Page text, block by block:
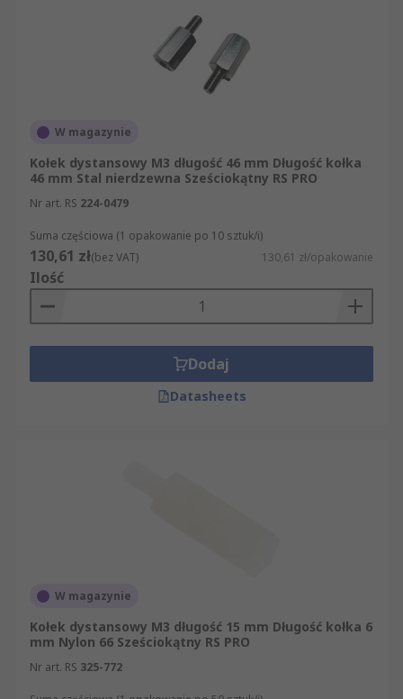
W magazynie
Kołek dystansowy M3 długość 46 mm Długość kołka
46 mm Stal nierdzewna Sześciokątny RS PRO
Nr art. RS 224-0479
Suma częściowa (1 opakowanie po 10 sztuk/i)
130,61 zł(bez VAT) 130,61 zł/opakowanie
Ilość
Dodaj
Datasheets
W magazynie
Kołek dystansowy M3 długość 15 mm Długość kołka 6
mm Nylon 66 Sześciokątny RS PRO
Nr art. RS 325-772